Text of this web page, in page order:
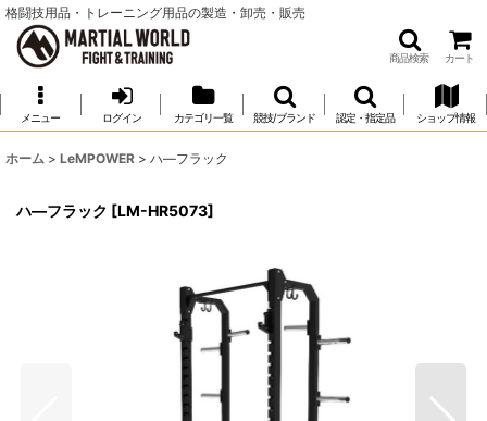
格闘技用品・トレーニング用品の製造・卸売・販売
商品検索 カート
メニュー ログイン カテゴリ一覧 競技/ブランド 認定・指定品 ショップ情報
ホーム > LeMPOWER > ハ―フラック
ハ―フラック [LM-HR5073]